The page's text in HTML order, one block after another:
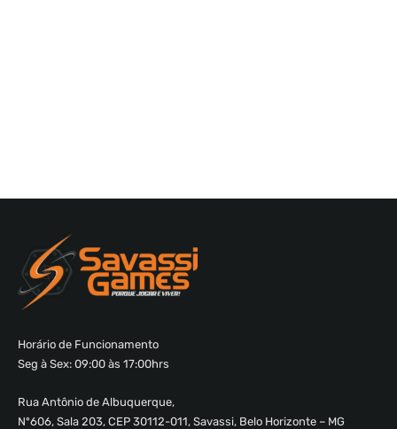
Horário de Funcionamento
Seg à Sex: 09:00 às 17:00hrs
Rua Antônio de Albuquerque,
Nº606, Sala 203, CEP 30112-011, Savassi, Belo Horizonte – MG